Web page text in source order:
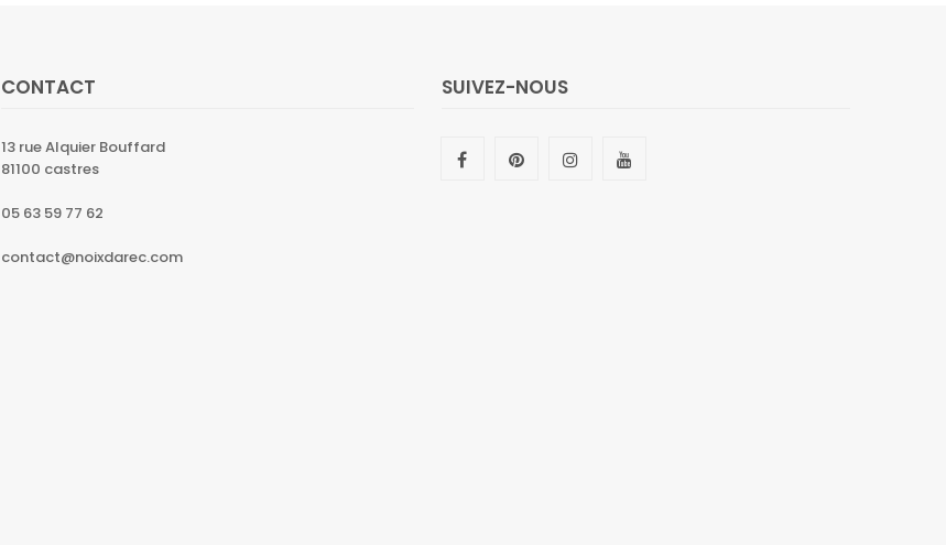
CONTACT
13 rue Alquier Bouffard
81100 castres
05 63 59 77 62
contact@noixdarec.com
SUIVEZ-NOUS